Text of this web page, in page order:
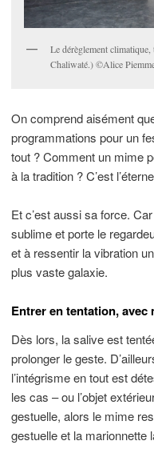
Le dérèglement climatique,
Chaliwaté.) ©Alice
On comprend aisément
programmations pour un
tout ? Comment un mime
à la tradition ? C’est
Et c’est aussi sa force.
sublime et porte le
et à ressentir la vibration
plus vaste galaxie.
Entrer en tentation, avec
Dès lors, la salive est
prolonger le geste.
l’intégrisme en tout est
les cas – ou l’objet
gestuelle, alors le mime
gestuelle et la marionnette